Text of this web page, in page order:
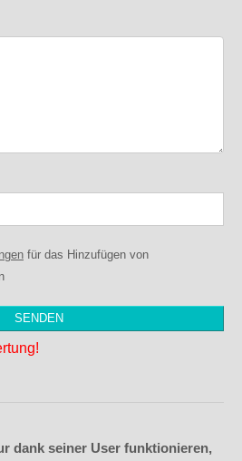
für das Hinzufügen von
dank seiner User funktionieren,